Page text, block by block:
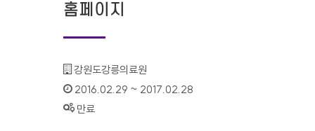
홈페이지
기관명 :
강원도강릉의료원
인증기간 :
2016.02.29 ~ 2017.02.28
상태 :
만료